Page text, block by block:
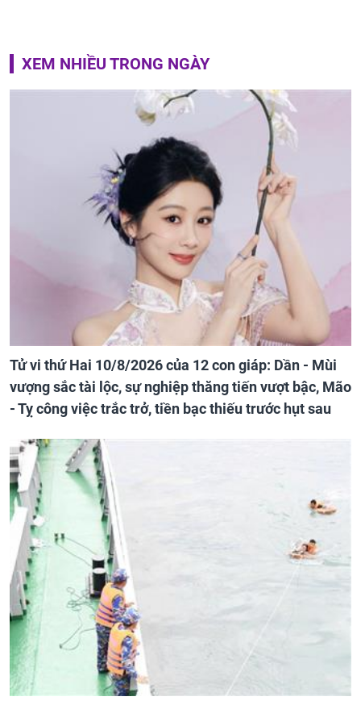
XEM NHIỀU TRONG NGÀY
Tử vi thứ Hai 10/8/2026 của 12 con giáp: Dần - Mùi
vượng sắc tài lộc, sự nghiệp thăng tiến vượt bậc, Mão
- Tỵ công việc trắc trở, tiền bạc thiếu trước hụt sau